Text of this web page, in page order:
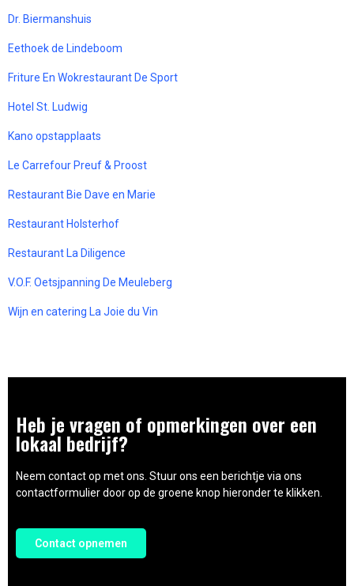
Dr. Biermanshuis
Eethoek de Lindeboom
Friture En Wokrestaurant De Sport
Hotel St. Ludwig
Kano opstapplaats
Le Carrefour Preuf & Proost
Restaurant Bie Dave en Marie
Restaurant Holsterhof
Restaurant La Diligence
V.O.F. Oetsjpanning De Meuleberg
Wijn en catering La Joie du Vin
Heb je vragen of opmerkingen over een
lokaal bedrijf?
Neem contact op met ons. Stuur ons een berichtje via ons
contactformulier door op de groene knop hieronder te klikken.
Contact opnemen